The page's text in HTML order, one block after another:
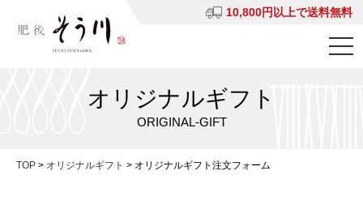
10,800円以上で送料無料
オリジナルギフト
ORIGINAL-GIFT
TOP > オリジナルギフト > オリジナルギフト注文フォーム